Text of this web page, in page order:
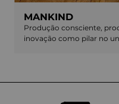
MANKIND
Produção consciente,
inovação como pilar no